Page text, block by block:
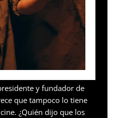
y fundador de
que tampoco lo tiene
¿Quién dijo que los